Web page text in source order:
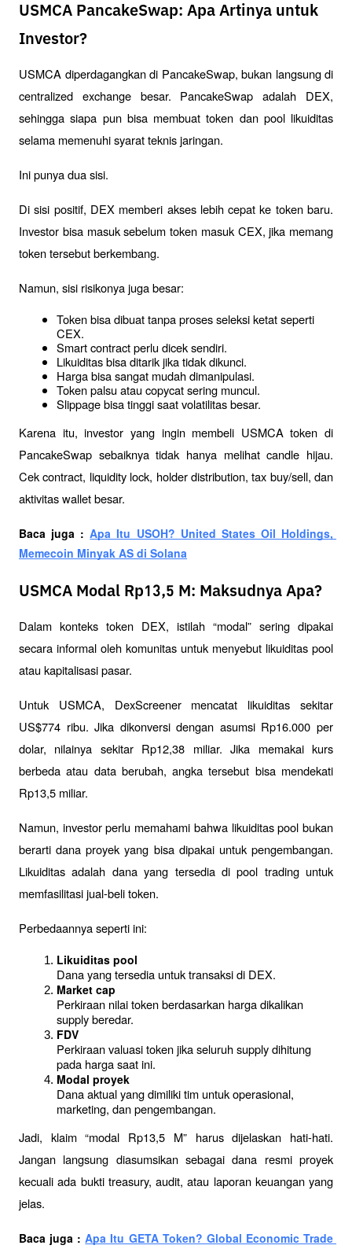
USMCA PancakeSwap: Apa Artinya untuk
Investor?
USMCA diperdagangkan di PancakeSwap, bukan langsung di
centralized exchange besar. PancakeSwap adalah DEX,
sehingga siapa pun bisa membuat token dan pool likuiditas
selama memenuhi syarat teknis jaringan.
Ini punya dua sisi.
Di sisi positif, DEX memberi akses lebih cepat ke token baru.
Investor bisa masuk sebelum token masuk CEX, jika memang
token tersebut berkembang.
Namun, sisi risikonya juga besar:
Token bisa dibuat tanpa proses seleksi ketat seperti
CEX.
Smart contract perlu dicek sendiri.
Likuiditas bisa ditarik jika tidak dikunci.
Harga bisa sangat mudah dimanipulasi.
Token palsu atau copycat sering muncul.
Slippage bisa tinggi saat volatilitas besar.
Karena itu, investor yang ingin membeli USMCA token di
PancakeSwap sebaiknya tidak hanya melihat candle hijau.
Cek contract, liquidity lock, holder distribution, tax buy/sell, dan
aktivitas wallet besar.
Baca juga : Apa Itu USOH? United States Oil Holdings,
Memecoin Minyak AS di Solana
USMCA Modal Rp13,5 M: Maksudnya Apa?
Dalam konteks token DEX, istilah “modal” sering dipakai
secara informal oleh komunitas untuk menyebut likuiditas pool
atau kapitalisasi pasar.
Untuk USMCA, DexScreener mencatat likuiditas sekitar
US$774 ribu. Jika dikonversi dengan asumsi Rp16.000 per
dolar, nilainya sekitar Rp12,38 miliar. Jika memakai kurs
berbeda atau data berubah, angka tersebut bisa mendekati
Rp13,5 miliar.
Namun, investor perlu memahami bahwa likuiditas pool bukan
berarti dana proyek yang bisa dipakai untuk pengembangan.
Likuiditas adalah dana yang tersedia di pool trading untuk
memfasilitasi jual-beli token.
Perbedaannya seperti ini:
Likuiditas pool
Dana yang tersedia untuk transaksi di DEX.
Market cap
Perkiraan nilai token berdasarkan harga dikalikan
supply beredar.
FDV
Perkiraan valuasi token jika seluruh supply dihitung
pada harga saat ini.
Modal proyek
Dana aktual yang dimiliki tim untuk operasional,
marketing, dan pengembangan.
Jadi, klaim “modal Rp13,5 M” harus dijelaskan hati-hati.
Jangan langsung diasumsikan sebagai dana resmi proyek
kecuali ada bukti treasury, audit, atau laporan keuangan yang
jelas.
Baca juga : Apa Itu GETA Token? Global Economic Trade